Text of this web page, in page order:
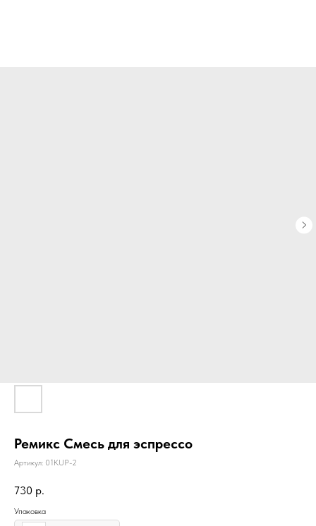
Ремикс Смесь для эспрессо
Артикул: 01KUP-2
730 р.
Упаковка